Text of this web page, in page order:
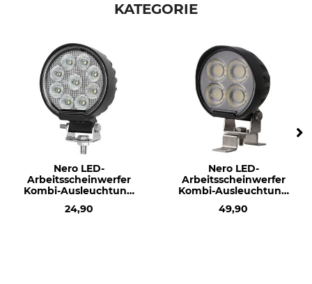
Gewicht
KATEGORIE
Nero LED-
Arbeitsscheinwerfer
Kombi-Ausleuchtung
24,90
Nero LED-
Arbeitsscheinwerfer
Kombi-Ausleuchtung
49,90